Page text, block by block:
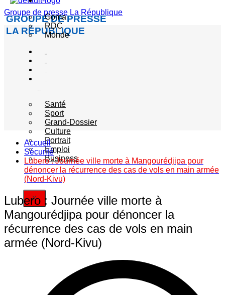
Groupe de presse La République
GROUPE DE PRESSE
LA RÉPUBLIQUE
Goma
RDC
Monde
Santé
Sport
Grand-Dossier
Culture
Portrait
Emploi
Business
X
Accueil
Sécurité
Lubero : Journée ville morte à Mangourédjipa pour
dénoncer la récurrence des cas de vols en main armée
(Nord-Kivu)
Lubero : Journée ville morte à
Mangourédjipa pour dénoncer la
récurrence des cas de vols en main
armée (Nord-Kivu)